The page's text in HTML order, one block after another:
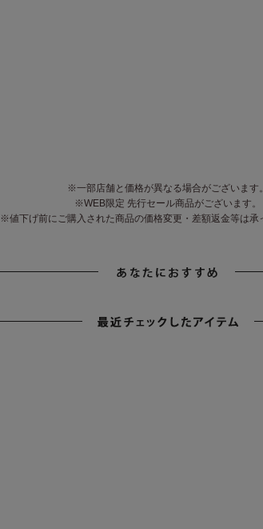
※一部店舗と価格が異なる場合がございます。
※WEB限定 先行セール商品がございます。
※値下げ前にご購入された商品の価格変更・差額返金等は承